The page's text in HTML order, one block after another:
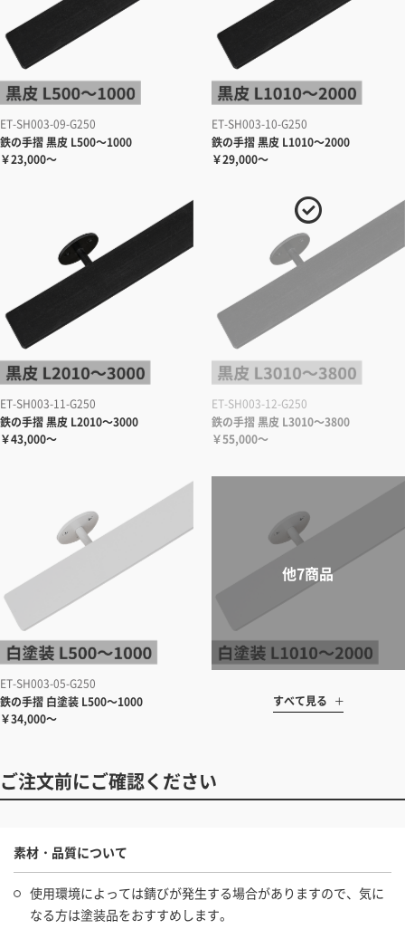
ET-SH003-09-G250
鉄の手摺 黒皮 L500～1000
￥23,000～
ET-SH003-10-G250
鉄の手摺 黒皮 L1010～2000
￥29,000～
ET-SH003-11-G250
鉄の手摺 黒皮 L2010～3000
￥43,000～
ET-SH003-12-G250
鉄の手摺 黒皮 L3010～3800
￥55,000～
ET-SH003-05-G250
鉄の手摺 白塗装 L500～1000
￥34,000～
すべて見る
ご注文前にご確認ください
素材・品質について
使用環境によっては錆びが発生する場合がありますので、気に
なる方は塗装品をおすすめします。